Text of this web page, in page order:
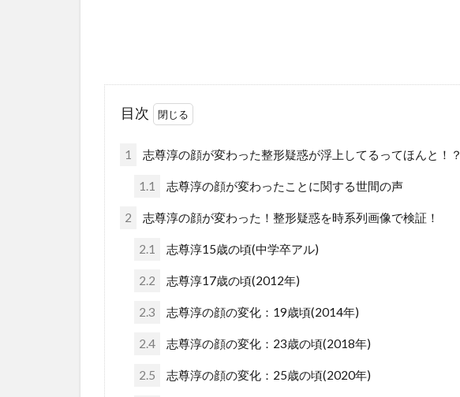
目次
1 志尊淳の顔が変わった整形疑惑が浮上してるってほんと！？
1.1 志尊淳の顔が変わったことに関する世間の声
2 志尊淳の顔が変わった！整形疑惑を時系列画像で検証！
2.1 志尊淳15歳の頃(中学卒アル)
2.2 志尊淳17歳の頃(2012年)
2.3 志尊淳の顔の変化：19歳頃(2014年)
2.4 志尊淳の顔の変化：23歳の頃(2018年)
2.5 志尊淳の顔の変化：25歳の頃(2020年)